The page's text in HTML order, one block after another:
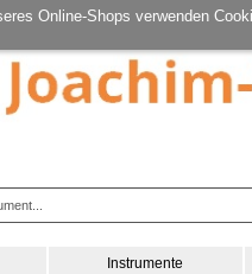
Online-Shops verwenden
Instrumente